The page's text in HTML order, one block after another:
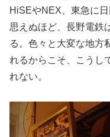
HiSEやNEX、東急に
思えぬほど、長野電鉄
る。色々と大変な地方
れるからこそ、こうし
れない。